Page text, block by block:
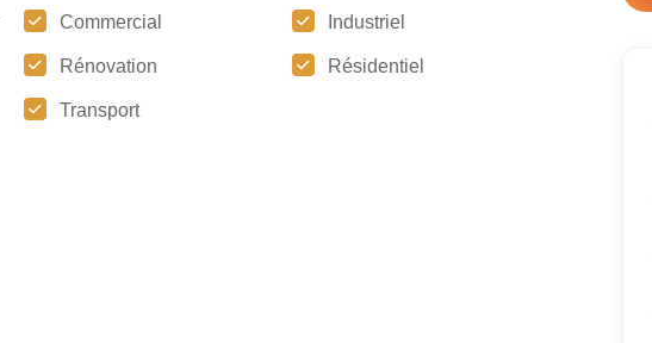
Commercial Industriel
Rénovation Résidentiel
Transport